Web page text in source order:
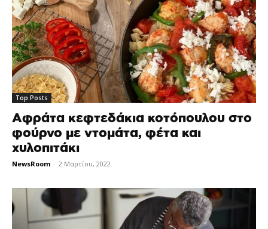
Top Posts
Αφράτα κεφτεδάκια κοτόπουλου στο
φούρνο με ντομάτα, φέτα και
χυλοπιτάκι
NewsRoom - 2 Μαρτίου, 2022